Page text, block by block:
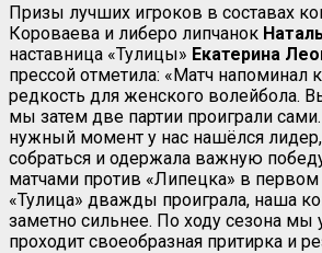
Призы лучших игроков в составах
Короваева и либеро липчанок
наставница «Тулицы» Екатерина
прессой отметила: «Матч напоминал
редкость для женского волейбола.
мы затем две партии проиграли
нужный момент у нас нашёлся
собраться и одержала важную
матчами против «Липецка» в первом
«Тулица» дважды проиграла, наша
заметно сильнее. По ходу сезона мы
проходит своеобразная притирка и